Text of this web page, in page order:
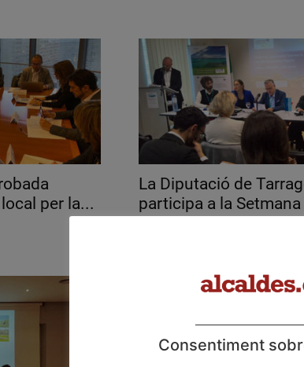
per la...
La Diputació de
participa a la
Consentiment